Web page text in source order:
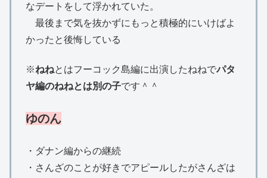
なデートをして浮かれていた。
最後まで気を抜かずにもっと積極的にいけばよ
かったと後悔している
※ねねとはフーコック島編に出演したねねでパタ
ヤ編のねねとは別の子です＾＾
ゆのん
・ダナン編からの継続
・さんざのことが好きでアピールしたがさんざは